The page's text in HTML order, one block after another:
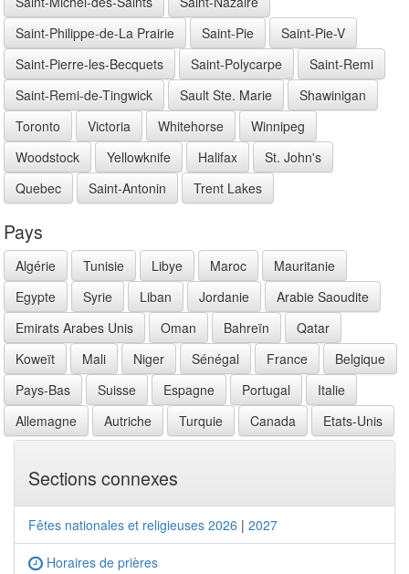
Saint-Philippe-de-La Prairie
Saint-Pie
Saint-Pie-V
Saint-Pierre-les-Becquets
Saint-Polycarpe
Saint-Remi
Saint-Remi-de-Tingwick
Sault Ste. Marie
Shawinigan
Toronto
Victoria Whitehorse
Winnipeg
Woodstock
Yellowknife Halifax
St. John's
Quebec
Saint-Antonin Trent Lakes
Pays
Algérie Tunisie Libye Maroc
Mauritanie
Egypte
Syrie Liban Jordanie
Arabie Saoudite
Emirats Arabes Unis
Oman Bahreïn
Qatar
Koweït
Mali Niger Sénégal France
Belgique
Pays-Bas
Suisse Espagne Portugal
Italie
Allemagne
Autriche Turquie Canada Etats-Unis
Sections connexes
Fêtes nationales et religieuses 2026 | 2027
Horaires de prières